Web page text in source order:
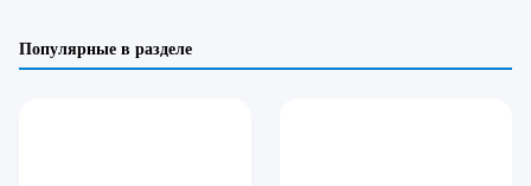
Популярные в разделе